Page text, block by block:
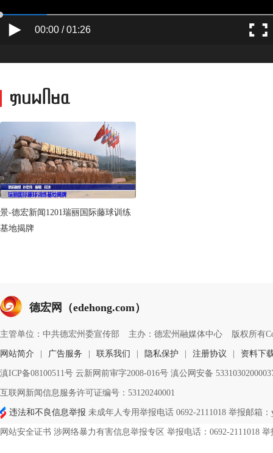
00:00 / 01:26
ᥞᥙᥕᥥᥛᥲ
景-德宏新闻1201瑞丽国际藤球训练
基地揭牌
德宏网（edehong.com）
主管单位：中共德宏州委宣传部 主办：德宏州融媒体中心 版权所有
网站简介 广告服务 联系我们 隐私保护 注册协议 资料下
滇ICP备08100511号 云新网前审字2008-016号 滇公网安备
互联网新闻信息服务许可证编号：53120240001
违法和不良信息举报 未成年人专用举报电话 0692-2111018 举报邮箱：
网站安全证书 涉网络暴力有害信息举报专区 举报电话：0692-2111018 举